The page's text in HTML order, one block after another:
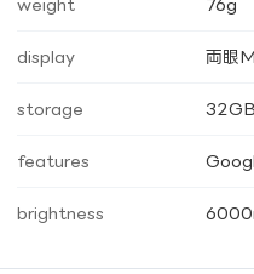
weight 76g
display 両眼
storage 32GB
features
brightness